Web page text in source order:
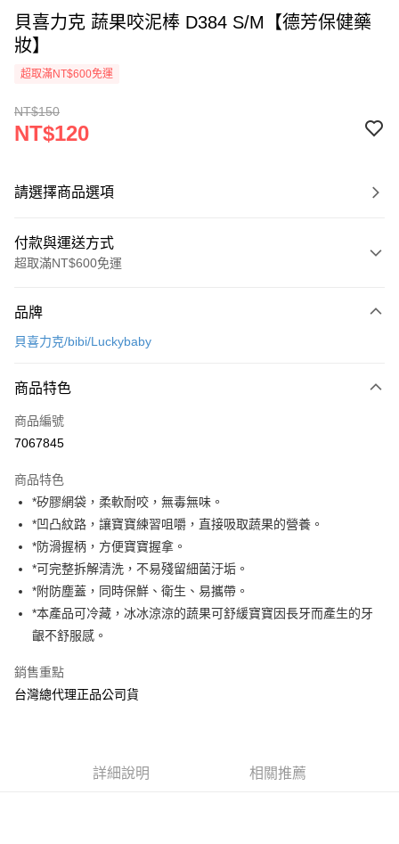
貝喜力克 蔬果咬泥棒 D384 S/M【德芳保健藥
妝】
超取滿NT$600免運
NT$150
NT$120
請選擇商品選項
付款與運送方式
超取滿NT$600免運
信用卡一次付款
LINE Pay
Apple Pay
悠遊付
AFTEE先享後付
相關說明
【關於「AFTEE先享後付」】
AFTEE先享後付是「在收到商品之後才付款」的支付方式。 讓您購物簡單
便利好安心！
１．簡單：不需註冊會員、不需綁卡、不需儲值。
２．便利：只要手機號碼，簡訊認證，即可結帳。
３．安心：先確認商品／服務後，再付款。
【「AFTEE先享後付」結帳流程】
１．於結帳方式選擇「AFTEE先享後付」後，將跳轉至「AFTEE先享後付」
※ 請注意：結帳手續完成當下不需立刻繳費，但若您需要取消訂單，請聯絡
ATM付款
運送方式
每筆NT$70，滿NT$600(含以上)免運費
品牌
貝喜力克/bibi/Luckybaby
商品特色
商品編號
7067845
商品特色
*矽膠網袋，柔軟耐咬，無毒無味。
*凹凸紋路，讓寶寶練習咀嚼，直接吸取蔬果的營養。
*防滑握柄，方便寶寶握拿。
*可完整拆解清洗，不易殘留細菌汙垢。
*附防塵蓋，同時保鮮、衛生、易攜帶。
*本產品可冷藏，冰冰涼涼的蔬果可舒緩寶寶因長牙而產生的牙
齦不舒服感。
銷售重點
台灣總代理正品公司貨
詳細說明 相關推薦